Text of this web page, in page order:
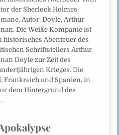
der Sherlock Holmes-
Autor: Doyle, Arthur
Die Weiße Kompanie ist
historisches Abenteuer des
Schriftstellers Arthur
Doyle zur Zeit des
Krieges. Die
Frankreich und Spanien, in
dem Hintergrund des